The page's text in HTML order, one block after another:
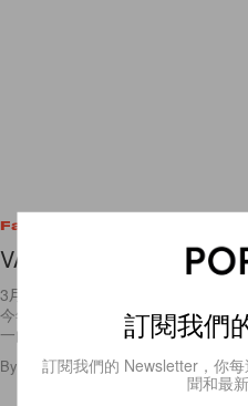
Fashion
VANS 50 週年快樂！慶
3月16號是 Vans 品牌創立50周年的
今年在深水埗舉行了50周年慶典派
一向致力支持 action
By Vicky Wai/2016年3月18日
訂閱我們
訂閱我們的 Newsletter，你
聞和最